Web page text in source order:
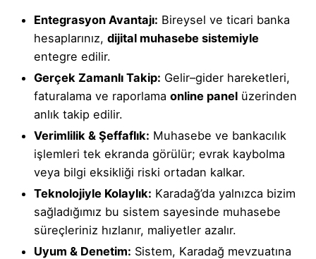
Entegrasyon Avantajı: Bireysel ve ticari banka
hesaplarınız, dijital muhasebe sistemiyle
entegre edilir.
Gerçek Zamanlı Takip: Gelir–gider hareketleri,
faturalama ve raporlama online panel üzerinden
anlık takip edilir.
Verimlilik & Şeffaflık: Muhasebe ve bankacılık
işlemleri tek ekranda görülür; evrak kaybolma
veya bilgi eksikliği riski ortadan kalkar.
Teknolojiyle Kolaylık: Karadağ’da yalnızca bizim
sağladığımız bu sistem sayesinde muhasebe
süreçleriniz hızlanır, maliyetler azalır.
Uyum & Denetim: Sistem, Karadağ mevzuatına